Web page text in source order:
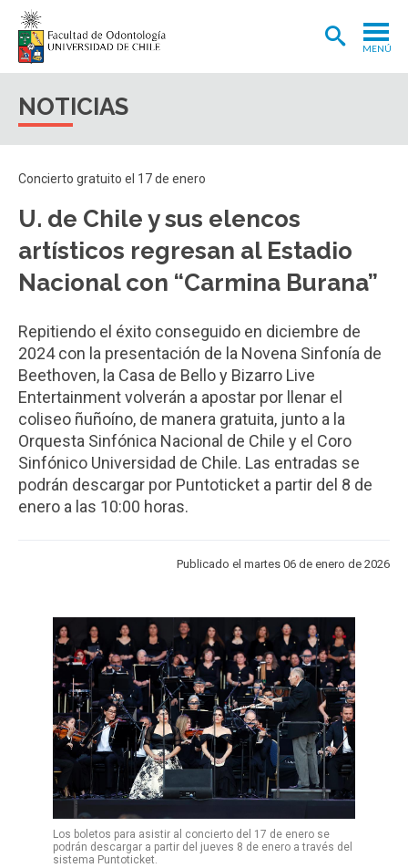
MENÚ
INTERNACIONAL
BIBLIOTECA
FACULTAD
ESTUDIANTES ACADÉMICOS
FUNCIONARIOS EGRESADOS
NOTICIAS
Concierto gratuito el 17 de enero
U. de Chile y sus elencos
artísticos regresan al Estadio
Nacional con “Carmina Burana”
Repitiendo el éxito conseguido en diciembre de
2024 con la presentación de la Novena Sinfonía de
Beethoven, la Casa de Bello y Bizarro Live
Entertainment volverán a apostar por llenar el
coliseo ñuñoíno, de manera gratuita, junto a la
Orquesta Sinfónica Nacional de Chile y el Coro
Sinfónico Universidad de Chile. Las entradas se
podrán descargar por Puntoticket a partir del 8 de
enero a las 10:00 horas.
Publicado el martes 06 de enero de 2026
Los boletos para asistir al concierto del 17 de enero se
podrán descargar a partir del jueves 8 de enero a través del
sistema Puntoticket.